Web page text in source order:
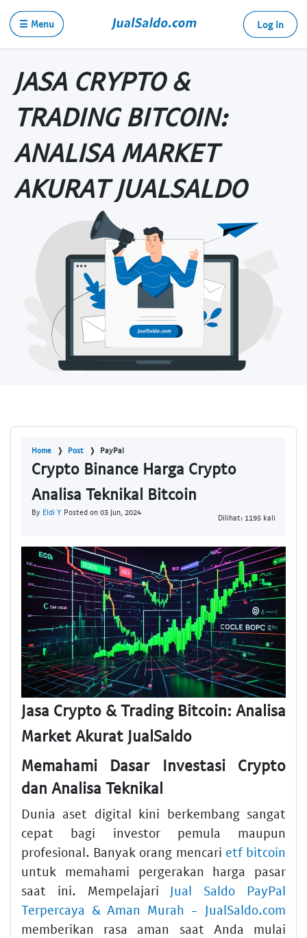
☰ Menu Log in
JASA CRYPTO &
TRADING BITCOIN:
ANALISA MARKET
AKURAT JUALSALDO
Home Post PayPal
Crypto Binance Harga Crypto
Analisa Teknikal Bitcoin
By Eldi Y Posted on 03 Jun, 2024
Dilihat: 1195 kali
Jasa Crypto & Trading Bitcoin: Analisa
Market Akurat JualSaldo
Memahami Dasar Investasi Crypto
dan Analisa Teknikal
Dunia aset digital kini berkembang sangat
cepat bagi investor pemula maupun
profesional. Banyak orang mencari etf bitcoin
untuk memahami pergerakan harga pasar
saat ini. Mempelajari Jual Saldo PayPal
Terpercaya & Aman Murah - JualSaldo.com
memberikan rasa aman saat Anda mulai